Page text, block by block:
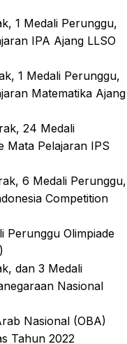
1 Medali Perunggu,
IPA Ajang LLSO
1 Medali Perunggu,
Matematika Ajang
24 Medali
Mata Pelajaran IPS
6 Medali Perunggu,
Competition
Perunggu Olimpiade
dan 3 Medali
Nasional
Nasional (OBA)
Tahun 2022